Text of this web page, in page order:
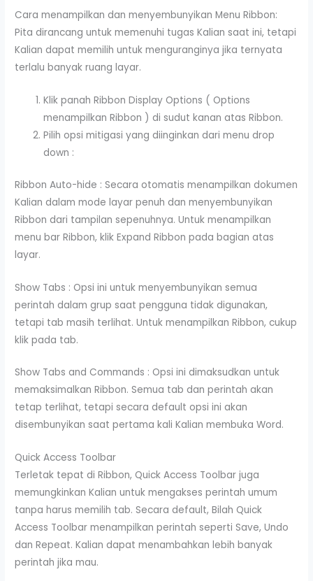
Cara menampilkan dan menyembunyikan Menu Ribbon:
Pita dirancang untuk memenuhi tugas Kalian saat ini, tetapi
Kalian dapat memilih untuk menguranginya jika ternyata
terlalu banyak ruang layar.
Klik panah Ribbon Display Options ( Options
menampilkan Ribbon ) di sudut kanan atas Ribbon.
Pilih opsi mitigasi yang diinginkan dari menu drop
down :
Ribbon Auto-hide : Secara otomatis menampilkan dokumen
Kalian dalam mode layar penuh dan menyembunyikan
Ribbon dari tampilan sepenuhnya. Untuk menampilkan
menu bar Ribbon, klik Expand Ribbon pada bagian atas
layar.
Show Tabs : Opsi ini untuk menyembunyikan semua
perintah dalam grup saat pengguna tidak digunakan,
tetapi tab masih terlihat. Untuk menampilkan Ribbon, cukup
klik pada tab.
Show Tabs and Commands : Opsi ini dimaksudkan untuk
memaksimalkan Ribbon. Semua tab dan perintah akan
tetap terlihat, tetapi secara default opsi ini akan
disembunyikan saat pertama kali Kalian membuka Word.
Quick Access Toolbar
Terletak tepat di Ribbon, Quick Access Toolbar juga
memungkinkan Kalian untuk mengakses perintah umum
tanpa harus memilih tab. Secara default, Bilah Quick
Access Toolbar menampilkan perintah seperti Save, Undo
dan Repeat. Kalian dapat menambahkan lebih banyak
perintah jika mau.